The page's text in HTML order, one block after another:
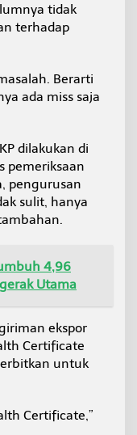
tidak
terhadap
Berarti
ada miss saja
dilakukan di
pemeriksaan
pengurusan
sulit, hanya
4,96
Utama
ekspor
Certificate
untuk
Certificate,”